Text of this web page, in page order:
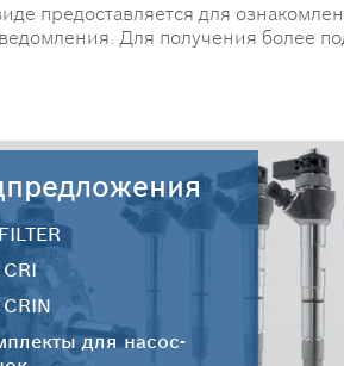
предоставляется для
Для получения более
28.07.2026
Новые
DELPHI от
для насос-